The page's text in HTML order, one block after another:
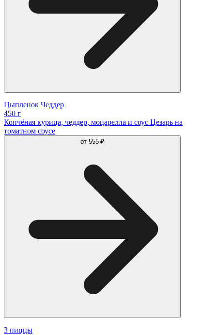
Цыпленок Чеддер
450 г
Копчёная курица, чеддер, моцарелла и соус Цезарь на
томатном соусе
от 555 ₽
3 пиццы